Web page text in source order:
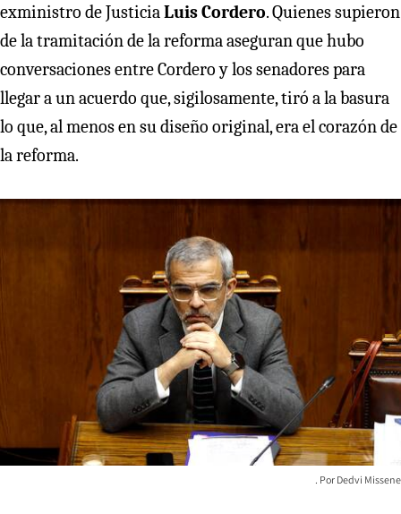
exministro de Justicia Luis Cordero. Quienes supieron
de la tramitación de la reforma aseguran que hubo
conversaciones entre Cordero y los senadores para
llegar a un acuerdo que, sigilosamente, tiró a la basura
lo que, al menos en su diseño original, era el corazón de
la reforma.
Dedvi Missene